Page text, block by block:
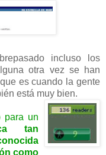
incluso los
otra vez se han
es cuando la gente
está muy bien.
para un
tan
como